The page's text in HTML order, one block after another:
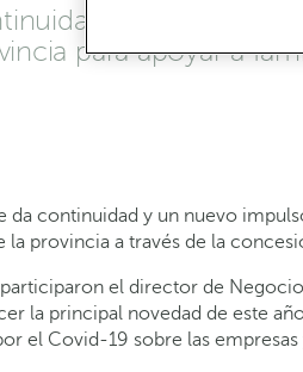
al Plan
para apoyar a
da continuidad y un nuevo
provincia a través de la
el director de
la principal novedad de este
el Covid-19 sobre las